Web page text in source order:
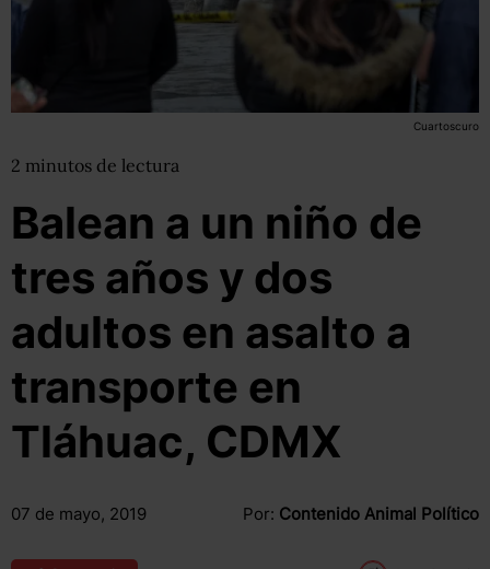
Cuartoscuro
2 minutos de lectura
Balean a un niño de
tres años y dos
adultos en asalto a
transporte en
Tláhuac, CDMX
07 de mayo, 2019 Por: Contenido Animal Político